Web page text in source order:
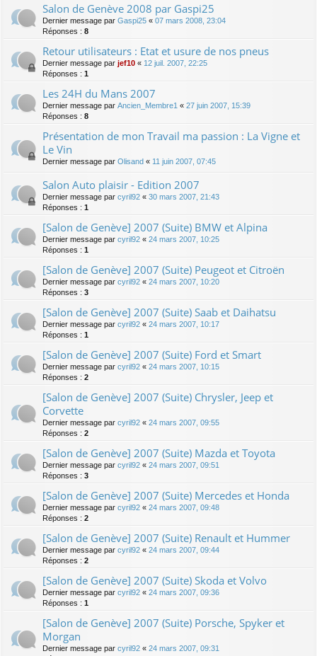
Salon de Genève 2008 par Gaspi25
Dernier message par Gaspi25 « 07 mars 2008, 23:04
Réponses : 8
Retour utilisateurs : Etat et usure de nos pneus
Dernier message par jef10 « 12 juil. 2007, 22:25
Réponses : 1
Les 24H du Mans 2007
Dernier message par Ancien_Membre1 « 27 juin 2007, 15:39
Réponses : 8
Présentation de mon Travail ma passion : La Vigne et
Le Vin
Dernier message par Olisand « 11 juin 2007, 07:45
Salon Auto plaisir - Edition 2007
Dernier message par cyril92 « 30 mars 2007, 21:43
Réponses : 1
[Salon de Genève] 2007 (Suite) BMW et Alpina
Dernier message par cyril92 « 24 mars 2007, 10:25
Réponses : 1
[Salon de Genève] 2007 (Suite) Peugeot et Citroën
Dernier message par cyril92 « 24 mars 2007, 10:20
Réponses : 3
[Salon de Genève] 2007 (Suite) Saab et Daihatsu
Dernier message par cyril92 « 24 mars 2007, 10:17
Réponses : 1
[Salon de Genève] 2007 (Suite) Ford et Smart
Dernier message par cyril92 « 24 mars 2007, 10:15
Réponses : 2
[Salon de Genève] 2007 (Suite) Chrysler, Jeep et
Corvette
Dernier message par cyril92 « 24 mars 2007, 09:55
Réponses : 2
[Salon de Genève] 2007 (Suite) Mazda et Toyota
Dernier message par cyril92 « 24 mars 2007, 09:51
Réponses : 3
[Salon de Genève] 2007 (Suite) Mercedes et Honda
Dernier message par cyril92 « 24 mars 2007, 09:48
Réponses : 2
[Salon de Genève] 2007 (Suite) Renault et Hummer
Dernier message par cyril92 « 24 mars 2007, 09:44
Réponses : 2
[Salon de Genève] 2007 (Suite) Skoda et Volvo
Dernier message par cyril92 « 24 mars 2007, 09:36
Réponses : 1
[Salon de Genève] 2007 (Suite) Porsche, Spyker et
Morgan
Dernier message par cyril92 « 24 mars 2007, 09:31